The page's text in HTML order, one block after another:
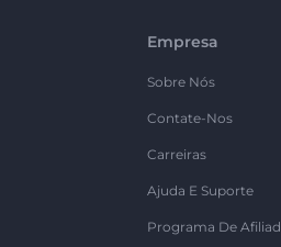
Empresa
Sobre Nós
Contate-Nos
Carreiras
Ajuda E Suporte
Programa De